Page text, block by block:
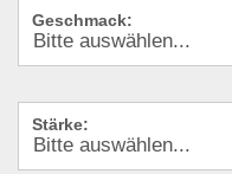
Geschmack:
Stärke: